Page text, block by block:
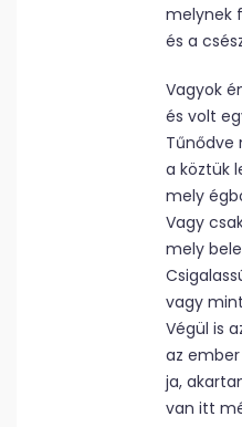
melynek
és a
Vagyok
és volt
Tűnődve
a köztük
mely
Vagy
mely
vagy
Végül is
az
ja,
van itt